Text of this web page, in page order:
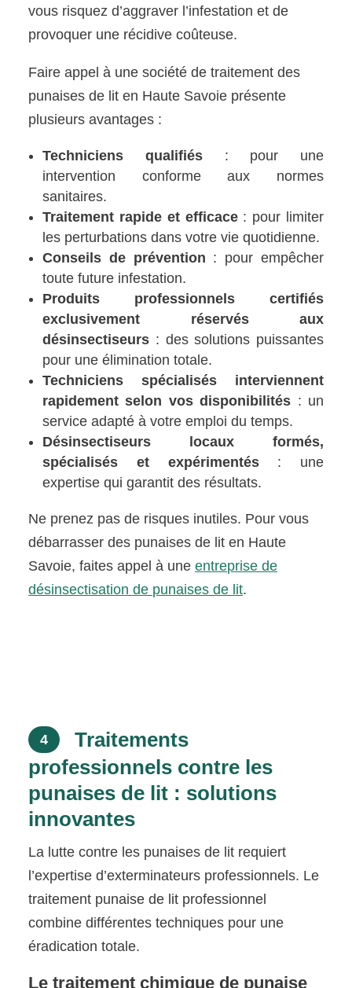
vous risquez d’aggraver l’infestation et de
provoquer une récidive coûteuse.
Faire appel à une société de traitement des
punaises de lit en Haute Savoie présente
plusieurs avantages :
Techniciens qualifiés: pour une
intervention conforme aux normes
sanitaires.
Traitement rapide et efficace: pour limiter
les perturbations dans votre vie quotidienne.
Conseils de prévention : pour empêcher
toute future infestation.
Produits professionnels certifiés
exclusivement réservés aux
désinsectiseurs : des solutions puissantes
pour une élimination totale.
Techniciens spécialisés interviennent
rapidement selon vos disponibilités : un
service adapté à votre emploi du temps.
Désinsectiseurs locaux formés,
spécialisés et expérimentés: une
expertise qui garantit des résultats.
Ne prenez pas de risques inutiles. Pour vous
débarrasser des punaises de lit en Haute
Savoie, faites appel à uneentreprise de
désinsectisation de punaises de lit.
4
Traitements
professionnels contre les
punaises de lit : solutions
innovantes
La lutte contre les punaises de lit requiert
l’expertise d’exterminateurs professionnels. Le
traitement punaise de lit professionnel
combine différentes techniques pour une
éradication totale.
Le traitement chimique de punaise